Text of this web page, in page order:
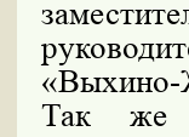
Так же